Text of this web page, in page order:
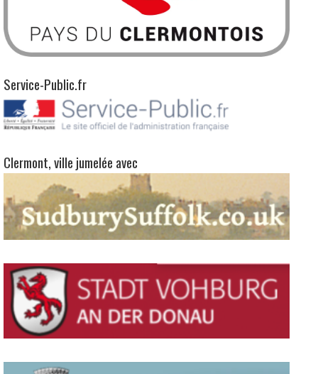
Service-Public.fr
Clermont, ville jumelée avec